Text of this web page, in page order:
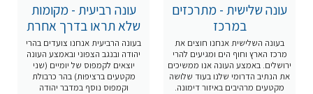
עונה שלישית - מתרכזים
במרכז
בעונה השלישית אנחנו חוצים את
מרכז הארץ וחוף הים ומגיעים להרי
ירושלים. באמצע העונה אנו ממשיכים
את הנתיב הדרומי שלנו בעוד שלושה
מקטעים מרהיבים באיזור דימונה.
עונה רביעית - מקומות
שלא תראו בדרך אחרת
בעונה הרביעית אנחנו צועדים בהרי
יהודה ובנגב הצפוני ובאמצע העונה
יוצאים לקמפוס של יומיים (שני
מקטעים ברציפות) בהר כרבולת
וקמפוס נוסף במדבר יהודה